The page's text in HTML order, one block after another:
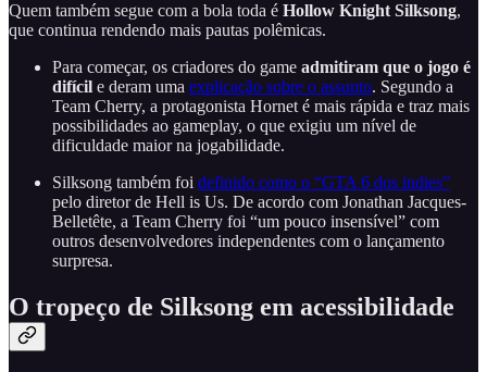
Quem também segue com a bola toda é Hollow Knight Silksong,
que continua rendendo mais pautas polêmicas.
Para começar, os criadores do game admitiram que o jogo é
difícil e deram uma explicação sobre o assunto. Segundo a
Team Cherry, a protagonista Hornet é mais rápida e traz mais
possibilidades ao gameplay, o que exigiu um nível de
dificuldade maior na jogabilidade.
Silksong também foi definido como o “GTA 6 dos indies”
pelo diretor de Hell is Us. De acordo com Jonathan Jacques-
Belletête, a Team Cherry foi “um pouco insensível” com
outros desenvolvedores independentes com o lançamento
surpresa.
O tropeço de Silksong em acessibilidade